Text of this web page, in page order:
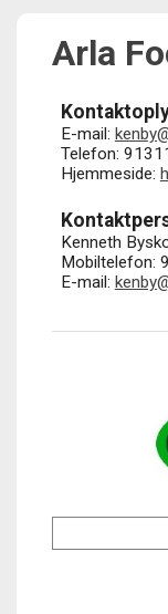
Arla
E-mail:
Telefon:
Hjemmeside:
Kenneth
Mobiltelefon:
E-mail: